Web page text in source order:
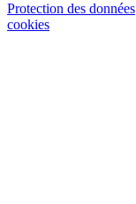
Protection des données
cookies